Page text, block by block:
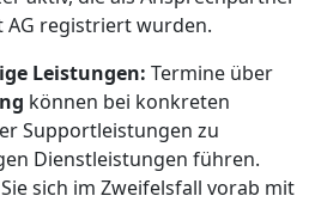
AG registriert wurden.
Leistungen: Termine über
können bei konkreten
Supportleistungen zu
Dienstleistungen führen.
sich im Zweifelsfall vorab mit